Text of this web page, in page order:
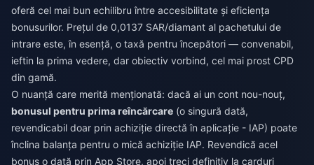
oferă cel mai bun echilibru între accesibilitate și eficiența
bonusurilor. Prețul de 0,0137 SAR/diamant al pachetului de
intrare este, în esență, o taxă pentru începători — convenabil,
ieftin la prima vedere, dar obiectiv vorbind, cel mai prost CPD
din gamă.
O nuanță care merită menționată: dacă ai un cont nou-nouț,
bonusul pentru prima reîncărcare (o singură dată,
revendicabil doar prin achiziție directă în aplicație - IAP) poate
înclina balanța pentru o mică achiziție IAP. Revendică acel
bonus o dată prin App Store, apoi treci definitiv la carduri